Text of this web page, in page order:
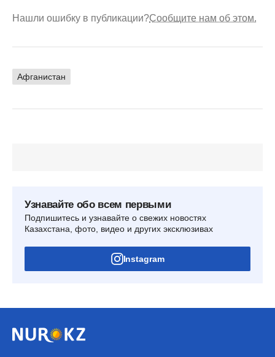
Нашли ошибку в публикации?Сообщите нам об этом.
Афганистан
Узнавайте обо всем первыми
Подпишитесь и узнавайте о свежих новостях
Казахстана, фото, видео и других эксклюзивах
Instagram